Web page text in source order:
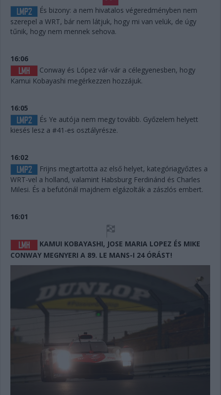
És bizony: a nem hivatalos végeredményben nem
szerepel a WRT, bár nem látjuk, hogy mi van velük, de úgy
tűnik, hogy nem mennek sehova.
16:06
Conway és López vár-vár a célegyenesben, hogy
Kamui Kobayashi megérkezzen hozzájuk.
16:05
És Ye autója nem megy tovább. Győzelem helyett
kiesés lesz a #41-es osztályrésze.
16:02
Frijns megtartotta az első helyet, kategóriagyőztes a
WRT-vel a holland, valamint Habsburg Ferdinánd és Charles
Milesi. És a befutónál majdnem elgázolták a zászlós embert.
16:01
KAMUI KOBAYASHI, JOSE MARIA LOPEZ ÉS MIKE
CONWAY MEGNYERI A 89. LE MANS-I 24 ÓRÁST!